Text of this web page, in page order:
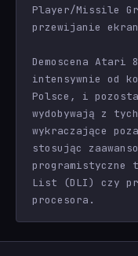
Player/Missile
przewijanie
Demoscena
intensywnie od
Polsce, i
wydobywają z
wykraczające
stosując
programistyczne
List (DLI) czy
procesora.